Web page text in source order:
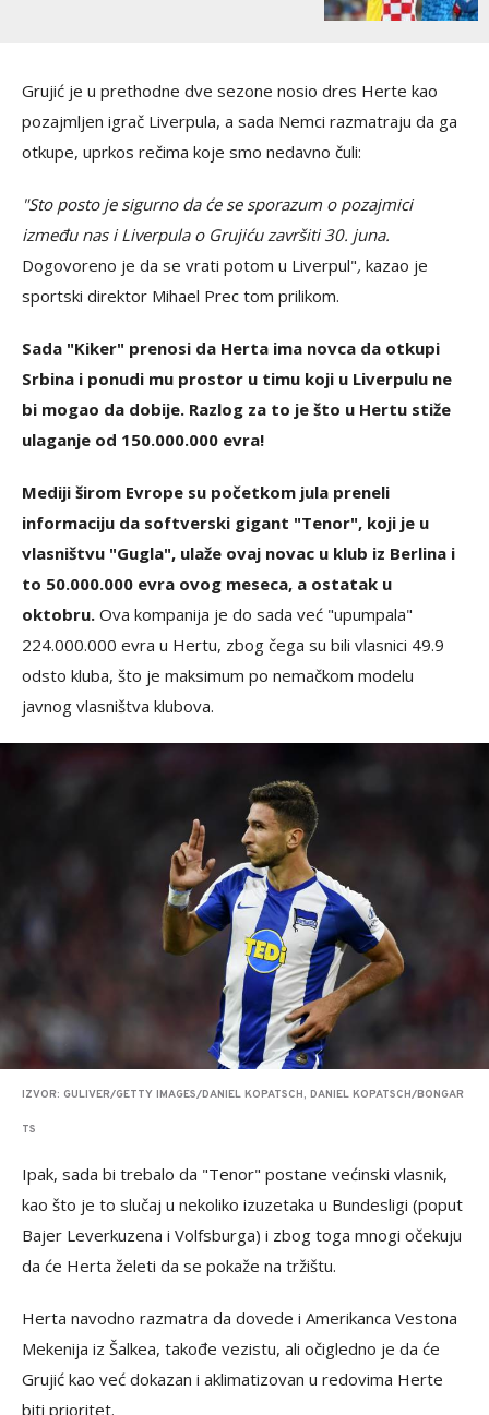
Grujić je u prethodne dve sezone nosio dres Herte kao
pozajmljen igrač Liverpula, a sada Nemci razmatraju da ga
otkupe, uprkos rečima koje smo nedavno čuli:
"Sto posto je sigurno da će se sporazum o pozajmici
između nas i Liverpula o Grujiću završiti 30. juna.
Dogovoreno je da se vrati potom u Liverpul", kazao je
sportski direktor Mihael Prec tom prilikom.
Sada "Kiker" prenosi da Herta ima novca da otkupi
Srbina i ponudi mu prostor u timu koji u Liverpulu ne
bi mogao da dobije. Razlog za to je što u Hertu stiže
ulaganje od 150.000.000 evra!
Mediji širom Evrope su početkom jula preneli
informaciju da softverski gigant "Tenor", koji je u
vlasništvu "Gugla", ulaže ovaj novac u klub iz Berlina i
to 50.000.000 evra ovog meseca, a ostatak u
oktobru. Ova kompanija je do sada već "upumpala"
224.000.000 evra u Hertu, zbog čega su bili vlasnici 49.9
odsto kluba, što je maksimum po nemačkom modelu
javnog vlasništva klubova.
IZVOR: GULIVER/GETTY IMAGES/DANIEL KOPATSCH, DANIEL KOPATSCH/BONGAR
TS
Ipak, sada bi trebalo da "Tenor" postane većinski vlasnik,
kao što je to slučaj u nekoliko izuzetaka u Bundesligi (poput
Bajer Leverkuzena i Volfsburga) i zbog toga mnogi očekuju
da će Herta želeti da se pokaže na tržištu.
Herta navodno razmatra da dovede i Amerikanca Vestona
Mekenija iz Šalkea, takođe vezistu, ali očigledno je da će
Grujić kao već dokazan i aklimatizovan u redovima Herte
biti prioritet.